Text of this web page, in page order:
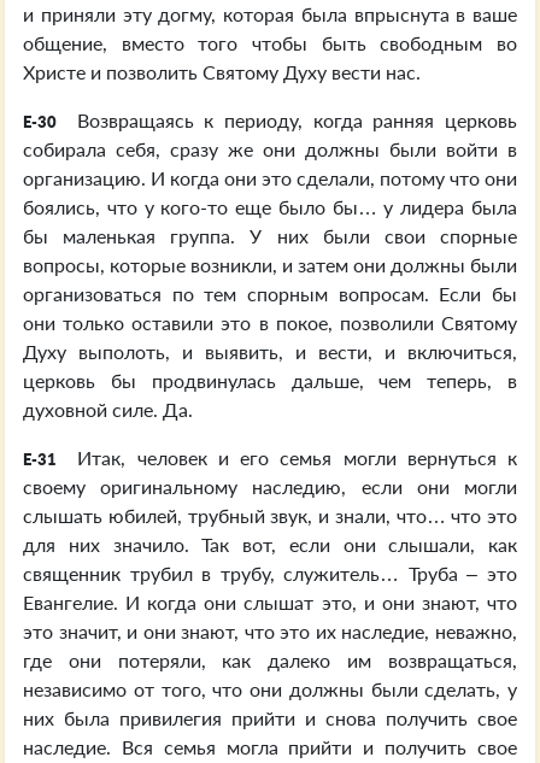
и приняли эту догму, которая была впрыснута в ваше
общение, вместо того чтобы быть свободным во
Христе и позволить Святому Духу вести нас.
E-30
Возвращаясь к периоду, когда ранняя церковь
собирала себя, сразу же они должны были войти в
организацию. И когда они это сделали, потому что они
боялись, что у кого-то еще было бы… у лидера была
бы маленькая группа. У них были свои спорные
вопросы, которые возникли, и затем они должны были
организоваться по тем спорным вопросам. Если бы
они только оставили это в покое, позволили Святому
Духу выполоть, и выявить, и вести, и включиться,
церковь бы продвинулась дальше, чем теперь, в
духовной силе. Да.
E-31
Итак, человек и его семья могли вернуться к
своему оригинальному наследию, если они могли
слышать юбилей, трубный звук, и знали, что… что это
для них значило. Так вот, если они слышали, как
священник трубил в трубу, служитель… Труба – это
Евангелие. И когда они слышат это, и они знают, что
это значит, и они знают, что это их наследие, неважно,
где они потеряли, как далеко им возвращаться,
независимо от того, что они должны были сделать, у
них была привилегия прийти и снова получить свое
наследие. Вся семья могла прийти и получить свое